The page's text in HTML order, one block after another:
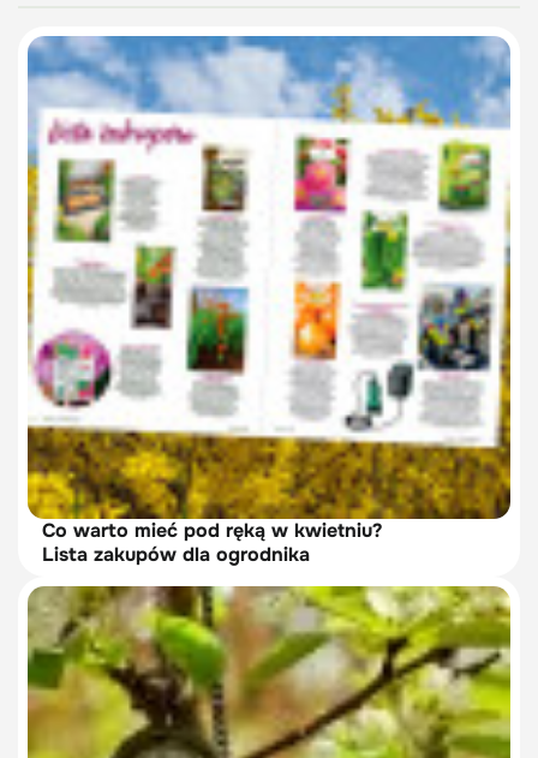
Co warto mieć pod ręką w kwietniu?
Lista zakupów dla ogrodnika